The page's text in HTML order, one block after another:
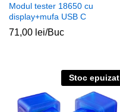
Modul tester 18650 cu
display+mufa USB C
71,00 lei/Buc
Stoc epuizat